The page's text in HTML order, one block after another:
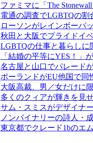
ファミマに「The
電通の調査でLGBTQの割
ローソンがレインボーパ
秋田と大阪でプライドイ
LGBTQの仕事と暮らしに
「結婚の平等にYES！」
名古屋と山口でパレード
ポーランドがEU他国で同
大阪高裁、男／女だけに
多くのクィアが輝きを見
サム・スミスがデザイナ
ノンバイナリーの詩人・
東京都でクレード1bのエ